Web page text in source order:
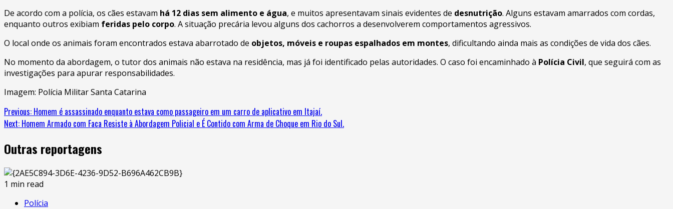
De acordo com a polícia, os cães estavam há 12 dias sem alimento e água, e muitos apresentavam sinais evidentes de desnutrição. Alguns estavam amarrados com cordas,
enquanto outros exibiam feridas pelo corpo. A situação precária levou alguns dos cachorros a desenvolverem comportamentos agressivos.
O local onde os animais foram encontrados estava abarrotado de objetos, móveis e roupas espalhados em montes, dificultando ainda mais as condições de vida dos cães.
No momento da abordagem, o tutor dos animais não estava na residência, mas já foi identificado pelas autoridades. O caso foi encaminhado à Polícia Civil, que seguirá com as
investigações para apurar responsabilidades.
Imagem: Polícia Militar Santa Catarina
Previous: Homem é assassinado enquanto estava como passageiro em um carro de aplicativo em Itajaí.
Next: Homem Armado com Faca Resiste à Abordagem Policial e É Contido com Arma de Choque em Rio do Sul.
Outras reportagens
1 min read
Polícia